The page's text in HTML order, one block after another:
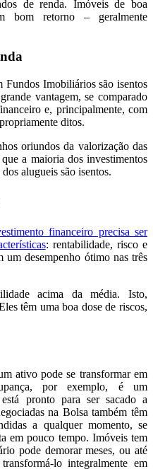
de renda. Imóveis de boa
bom retorno – geralmente
Fundos Imobiliários são isentos
vantagem, se comparado
e, principalmente, com
ditos.
oriundos da valorização das
a maioria dos investimentos
alugueis são isentos.
financeiro precisa ser
: rentabilidade, risco e
desempenho ótimo nas três
acima da média. Isto,
têm uma boa dose de riscos,
ativo pode se transformar em
por exemplo, é um
pronto para ser sacado a
na Bolsa também têm
a qualquer momento, se
em pouco tempo. Imóveis tem
pode demorar meses, ou até
lo integralmente em